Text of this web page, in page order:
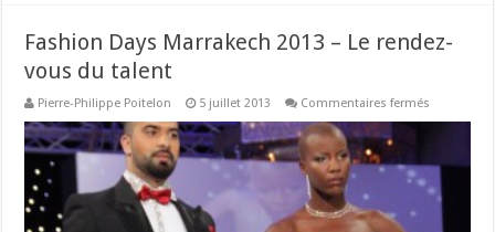
Fashion Days Marrakech 2013 – Le rendez-
vous du talent
Pierre-Philippe Poitelon 5 juillet 2013 Commentaires fermés
Le
rendez-